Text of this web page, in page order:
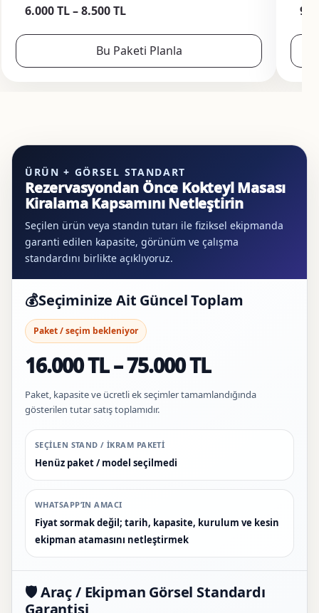
6.000 TL – 8.500 TL
Bu Paketi Planla
ÜRÜN + GÖRSEL STANDART
Rezervasyondan Önce Kokteyl Masası
Kiralama Kapsamını Netleştirin
Seçilen ürün veya standın tutarı ile fiziksel ekipmanda
garanti edilen kapasite, görünüm ve çalışma
standardını birlikte açıklıyoruz.
💰Seçiminize Ait Güncel Toplam
Paket / seçim bekleniyor
16.000 TL – 75.000 TL
Paket, kapasite ve ücretli ek seçimler tamamlandığında
gösterilen tutar satış toplamıdır.
SEÇILEN STAND / IKRAM PAKETI
Henüz paket / model seçilmedi
WHATSAPP’IN AMACI
Fiyat sormak değil; tarih, kapasite, kurulum ve kesin
ekipman atamasını netleştirmek
🛡️ Araç / Ekipman Görsel Standardı